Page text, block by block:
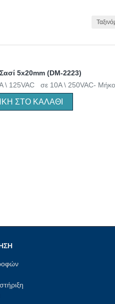
5x20mm (DM-2223)
125VAC σε 10Α \ 250VAC- Μήκος
ΣΤΟ ΚΑΛΆΘΙ